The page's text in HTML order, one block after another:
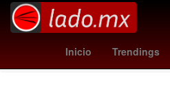
Inicio Trendings
shedeur sanders vasco da